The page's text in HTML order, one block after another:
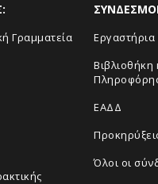
Γραμματεία
Βιβλιοθήκη
ΕΑΔΔ
Όλοι οι